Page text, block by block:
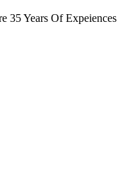
35 Years Of Expeiences